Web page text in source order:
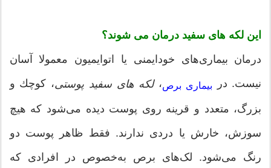
این لکه های سفید درمان می شوند؟
درمان‌ بیماری‌های خودایمنی یا اتوایمیون معمولا آسان
نیست. در
بیماری برص،لکه های سفید پوستی، كوچك و
بزرگ، متعدد و قرینه روی پوست دیده می‌شود كه هیچ‌
سوزش، خارش یا دردی ندارند. فقط ظاهر پوست دو
رنگ می‌شود. لک‌های برص به‌خصوص در افرادی كه